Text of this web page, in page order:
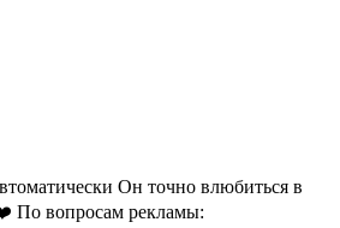
Он точно влюбиться в
По вопросам рекламы: